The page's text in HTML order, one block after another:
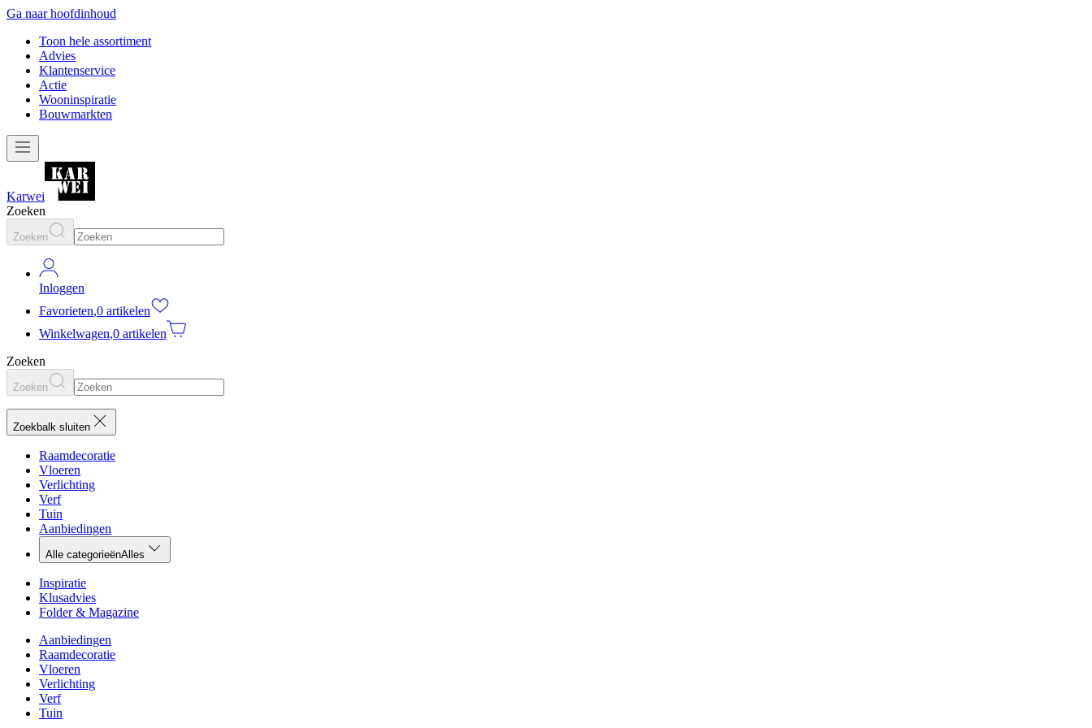
Ga naar hoofdinhoud
Toon hele assortiment
Advies
Klantenservice
Actie
Wooninspiratie
Bouwmarkten
Karwei
Zoeken
Zoeken
Inloggen
Favorieten,0 artikelen
Winkelwagen,0 artikelen
Zoeken
Zoeken
Zoekbalk sluiten
Raamdecoratie
Vloeren
Verlichting
Verf
Tuin
Aanbiedingen
Alle categorieënAlles
Inspiratie
Klusadvies
Folder & Magazine
Aanbiedingen
Raamdecoratie
Vloeren
Verlichting
Verf
Tuin